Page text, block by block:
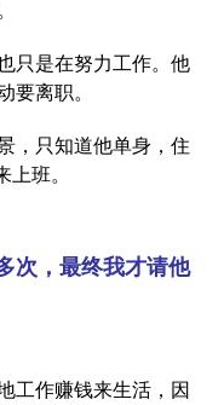
只是在努力工作。他
要离职。
，只知道他单身，住
班。
次，最终我才请他
工作赚钱来生活，因